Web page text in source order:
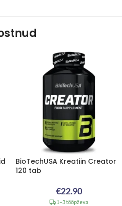
BioTechUSA Kreatiin Creator
120 tab
€22.90
1–3 tööpäeva